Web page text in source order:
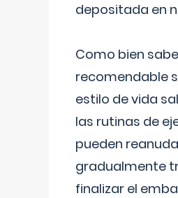
depositada en
Como bien
recomendable
estilo de vida
las rutinas de
pueden
gradualmente
finalizar el